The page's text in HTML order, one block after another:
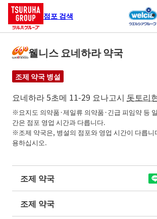
점포 검색
웰니스 요네하라 약국
조제 약국 병설
요네하라 5초메 11-29 요나고시 돗토리
※요지도 의약품·제일류 의약품·긴급 피임약 등
간은 점포 영업 시간과 다릅니다.
※조제 약국은, 병설의 점포와 영업 시간이 다릅니
용하십시오.
조제 약국
조제 약국